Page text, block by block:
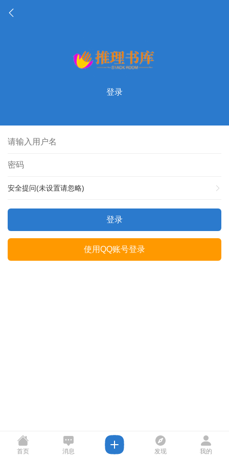
登录
安全提问(未设置请忽略)
登录
使用QQ账号登录
首页 消息 发现 我的